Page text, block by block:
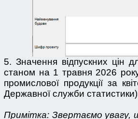
5. Значення відпускних цін
станом на 1 травня 2026 року
промислової продукції за
Державної служби
Примітка: Звертаємо увагу,